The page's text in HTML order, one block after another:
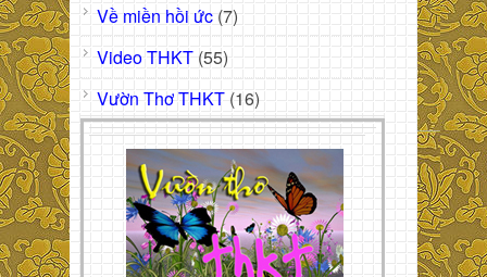
Về miền hồi ức (7)
Video THKT (55)
Vườn Thơ THKT (16)